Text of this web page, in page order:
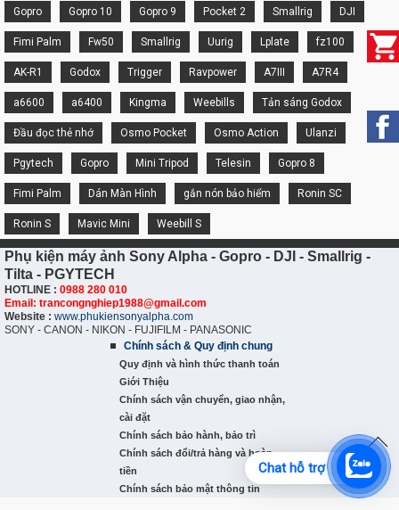
Gopro Gopro 10 Gopro 9 Pocket 2 Smallrig DJI
Fimi Palm Fw50 Smallrig Uurig Lplate fz100
AK-R1 Godox Trigger Ravpower A7III A7R4
a6600 a6400 Kingma Weebills Tản sáng Godox
Đầu đọc thẻ nhớ Osmo Pocket Osmo Action Ulanzi
Pgytech Gopro Mini Tripod Telesin Gopro 8
Fimi Palm Dán Màn Hình gắn nón bảo hiểm Ronin SC
Ronin S Mavic Mini Weebill S
Phụ kiện máy ảnh Sony Alpha - Gopro - DJI - Smallrig -
Tilta - PGYTECH
HOTLINE : 0988 280 010
Email: trancongnghiep1988@gmail.com
Website : www.phukiensonyalpha.com
SONY - CANON - NIKON - FUJIFILM - PANASONIC
Chính sách & Quy định chung
Quy định và hình thức thanh toán
Giới Thiệu
Chính sách vận chuyển, giao nhận,
cài đặt
Chính sách bảo hành, bảo trì
Chính sách đổi/trả hàng và hoàn
tiền
Chính sách bảo mật thông tin
Chat hỗ trợ